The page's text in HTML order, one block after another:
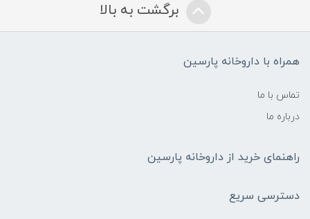
برگشت به بالا
همراه با داروخانه پارسین
تماس با ما
درباره ما
راهنمای خرید از داروخانه پارسین
دسترسی سریع